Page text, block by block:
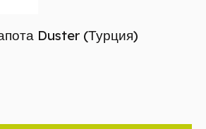
Duster (Турция)